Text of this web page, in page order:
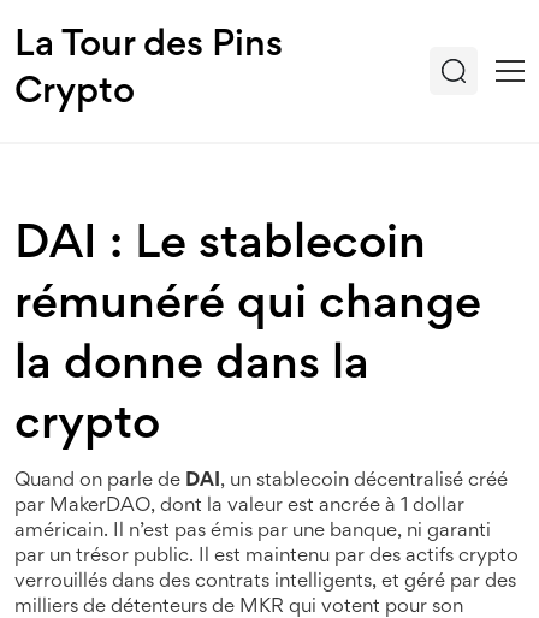
La Tour des Pins
Crypto
DAI : Le stablecoin
rémunéré qui change
la donne dans la
crypto
Quand on parle de DAI, un stablecoin décentralisé créé
par MakerDAO, dont la valeur est ancrée à 1 dollar
américain. Il n’est pas émis par une banque, ni garanti
par un trésor public. Il est maintenu par des actifs crypto
verrouillés dans des contrats intelligents, et géré par des
milliers de détenteurs de MKR qui votent pour son